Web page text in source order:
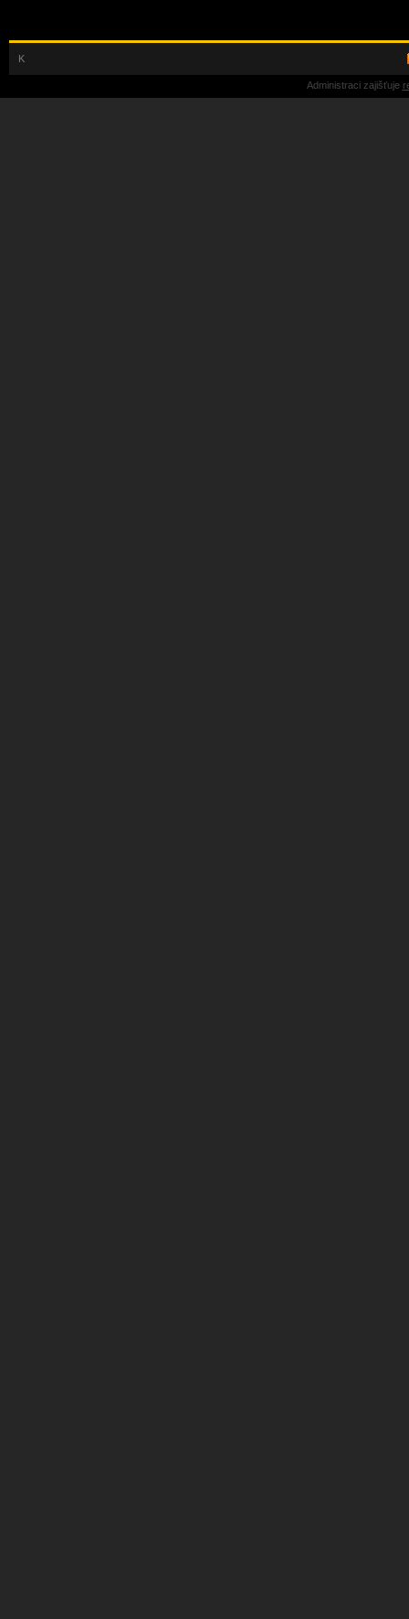
K
Administraci zajišťuje